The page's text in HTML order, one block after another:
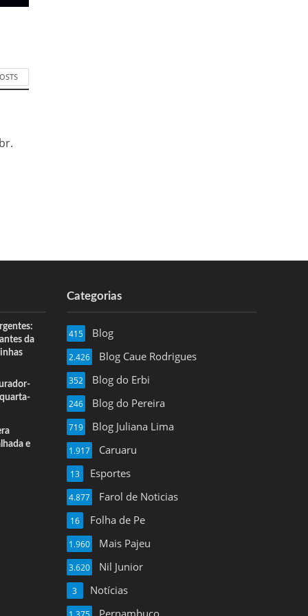
da
e
Categorias
Blog
415
Blog Caue Rodrigues
2.426
Blog do Erbi
352
Blog do Pereira
246
Blog Juliana Lima
719
Caruaru
1.917
Esportes
13
Farol de Noticias
4.877
Folha de Pe
16
Mais Pajeu
1.960
Nil Junior
3.620
Notícias
3
Pernambuco